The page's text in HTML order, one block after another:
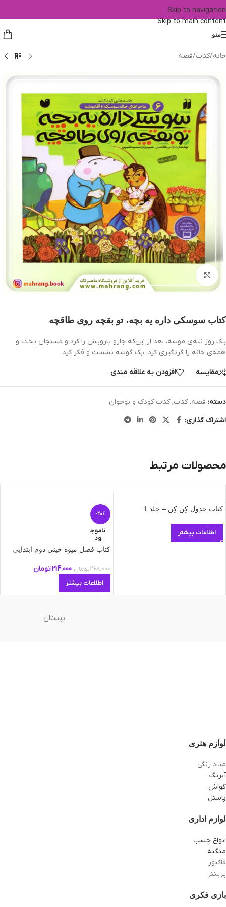
Skip to navigation
Skip to main content
منو
خانه/کتاب/قصه
بزرگنمایی تصویر
کتاب سوسکی داره یه بچه، تو بقچه روی طاقچه
یک روز ننه‌‌ی موشه، بعد از این‌که جارو پارویش را کرد و فسنجان پخت و
همه‌ی خانه را گردگیری کرد، یک گوشه نشست و فکر کرد.
مقایسه افزودن به علاقه مندی
دسته: قصه, کتاب, کتاب کودک و نوجوان
اشتراک گذاری:
محصولات مرتبط
کتاب جدول کِن کِن – جلد 1
اطلاعات بیشتر
-20%
ناموج
ود
کتاب فصل میوه چینی دوم ابتدایی
268.000تومان 214.000تومان
اطلاعات بیشتر
نیستان
لوازم هنری
مداد رنگی
آبرنگ
گواش
پاستل
لوازم اداری
انواع چسب
منگنه
فاکتور
پرینتر
بازی فکری